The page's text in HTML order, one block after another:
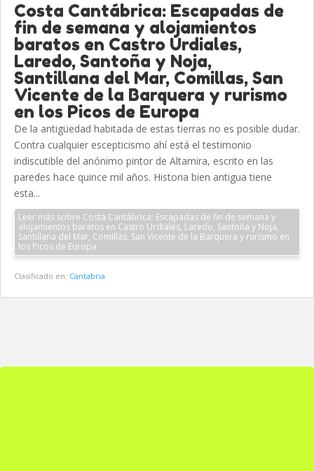
Costa Cantábrica: Escapadas de
fin de semana y alojamientos
baratos en Castro Urdiales,
Laredo, Santoña y Noja,
Santillana del Mar, Comillas, San
Vicente de la Barquera y rurismo
en los Picos de Europa
De la antigüedad habitada de estas tierras no es posible dudar.
Contra cualquier escepticismo ahí está el testimonio
indiscutible del anónimo pintor de Altamira, escrito en las
paredes hace quince mil años. Historia bien antigua tiene
esta...
Leer más sobre Costa Cantábrica: Escapadas de fin de semana y
alojamientos baratos en Castro Urdiales, Laredo, Santoña y Noja,
Santillana del Mar, Comillas, San Vicente de la Barquera y rurismo en
los Picos de Europa
Clasificado en: Cantabria